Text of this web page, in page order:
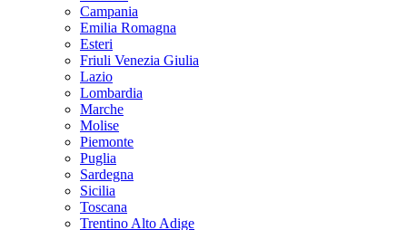
Campania
Emilia Romagna
Esteri
Friuli Venezia Giulia
Lazio
Lombardia
Marche
Molise
Piemonte
Puglia
Sardegna
Sicilia
Toscana
Trentino Alto Adige